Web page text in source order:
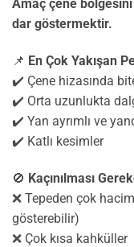
Amaç çene
dar göstermektir.
📌 En Çok Yakışan
✔️ Çene hizasında
✔️ Orta uzunlukta
✔️ Yan ayrımlı ve
✔️ Katlı kesimler
🚫 Kaçınılması
❌ Tepeden çok
gösterebilir)
❌ Çok kısa kahküller